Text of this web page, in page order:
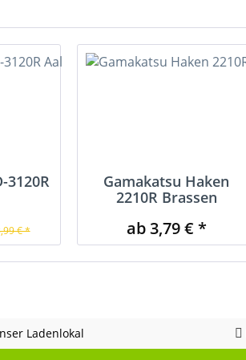
3120R
€ *
Gamakatsu Haken
2210R Brassen
ab 3,79 € *
Ladenlokal